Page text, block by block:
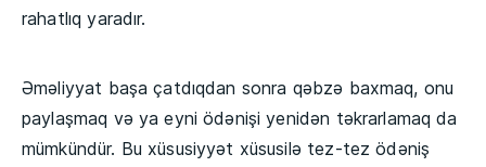
rahatlıq yaradır.
Əməliyyat başa çatdıqdan sonra qəbzə baxmaq, onu
paylaşmaq və ya eyni ödənişi yenidən təkrarlamaq da
mümkündür. Bu xüsusiyyət xüsusilə tez-tez ödəniş